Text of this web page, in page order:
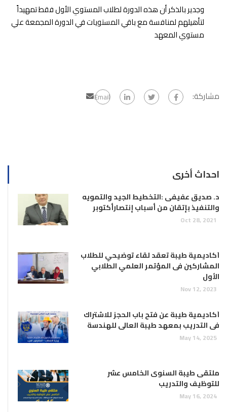
وجدير بالذكر أن هذه الدورة لطلاب المستوي الأول فقط تمهيداً
لتأهيلهم لمنافسة مع باقي المستويات في الدورة المجمعة علي
مستوي المعهد
مشاركة: Email
احداث أخرى
د. صديق عفيفى :التخطيط الجيد والتمويه
والتنفيذ بإتقان من أسباب إنتصارأكتوبر
Oct 28, 2021
أكاديمية طيبة تعقد لقاء توضيحي للطلاب
المشاركين فى المؤتمر العلمي الطلابي
الأول
Nov 12, 2023
أكاديمية طيبة عن فتح باب الحجز للاشتراك
فى التدريب بمعهد طيبة العالى للهندسة
May 14, 2025
ملتقى طيبة السنوى الخامس عشر
للتوظيف والتدريب
May 16, 2024